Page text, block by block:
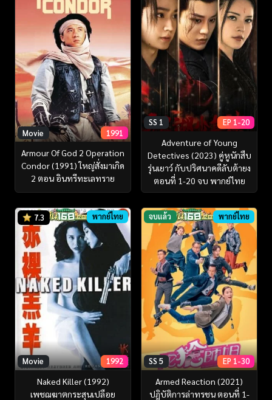
Movie 1991
Armour Of God 2 Operation
Condor (1991) ใหญ่สั่งมาเกิด
2 ตอน อินทรีทะเลทราย
SS 1 EP 1-20
Adventure of Young
Detectives (2023) คู่หูนักสืบ
รุ่นเยาว์ กับปริศนาคดีลับต้ายง
ตอนที่ 1-20 จบ พากย์ไทย
7.3 พากย์ไทย
Movie 1992
Naked Killer (1992)
เพชฌฆาตกระสุนเปลือย
จบแล้ว พากย์ไทย
SS 5 EP 1-30
Armed Reaction (2021)
ปฎิบัติการล่าทรชน ตอนที่ 1-